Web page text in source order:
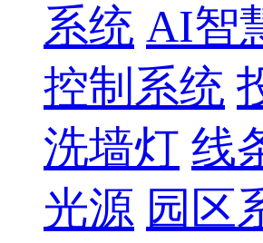
系统 AI智
控制系统
洗墙灯 线
光源 园区